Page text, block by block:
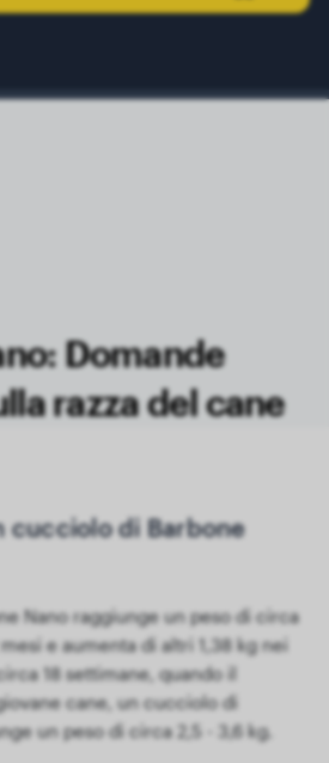
Domande
razza del cane
cucciolo di Barbone
Nano raggiunge un peso di circa
e aumenta di altri 1,38 kg nei
18 settimane, quando il
cane, un cucciolo di
un peso di circa 2,5 - 3,6 kg.